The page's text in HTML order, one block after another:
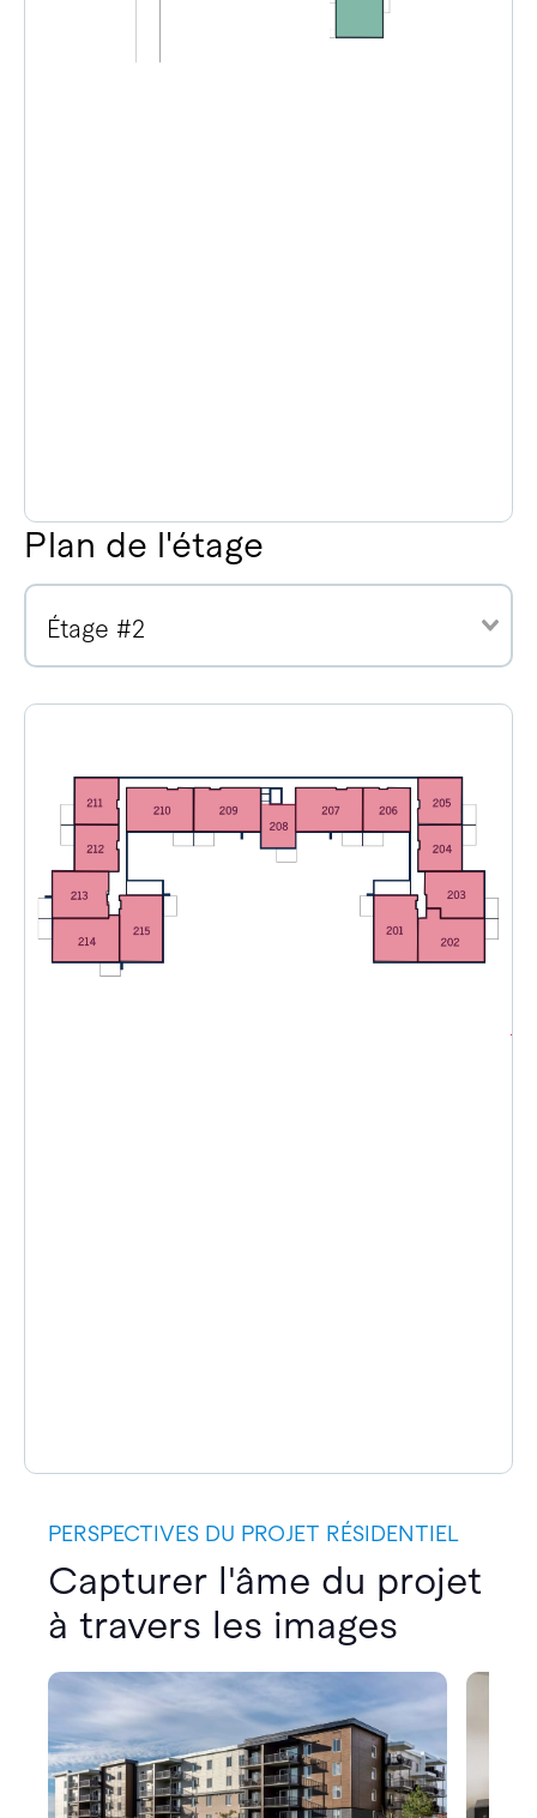
Plan de l'étage
Étage #2
PERSPECTIVES DU PROJET RÉSIDENTIEL
Capturer l'âme du projet
à travers les images